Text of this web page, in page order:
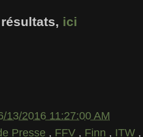
ici
13/2016 11:27:00 AM
Presse , FFV , Finn , ITW ,